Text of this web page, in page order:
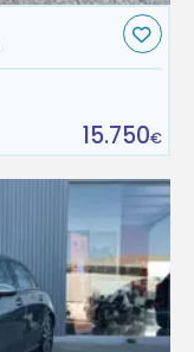
15.750€